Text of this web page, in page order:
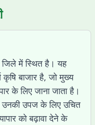
जिले में स्थित है। यह
कृषि बाजार है, जो मुख्य
के लिए जाना जाता है।
उनकी उपज के लिए उचित
को बढ़ावा देने के